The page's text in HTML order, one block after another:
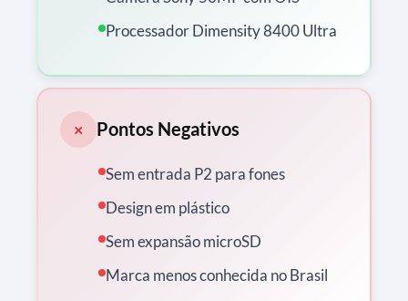
Processador Dimensity 8400 Ultra
× Pontos Negativos
Sem entrada P2 para fones
Design em plástico
Sem expansão microSD
Marca menos conhecida no Brasil